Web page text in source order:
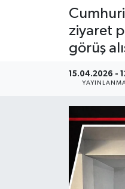
ziyaret
görüş
15.04.2026 -